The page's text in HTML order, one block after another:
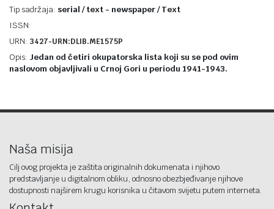
Tip sadržaja: serial / text - newspaper / Text
ISSN:
URN: 3427-URN:DLIB.ME1575P
Opis: Jedan od četiri okupatorska lista koji su se pod ovim
naslovom objavljivali u Crnoj Gori u periodu 1941-1943.
Naša misija
Cilj ovog projekta je zaštita originalnih dokumenata i njihovo
predstavljanje u digitalnom obliku, odnosno obezbjeđivanje njihove
dostupnosti najširem krugu korisnika u čitavom svijetu putem interneta.